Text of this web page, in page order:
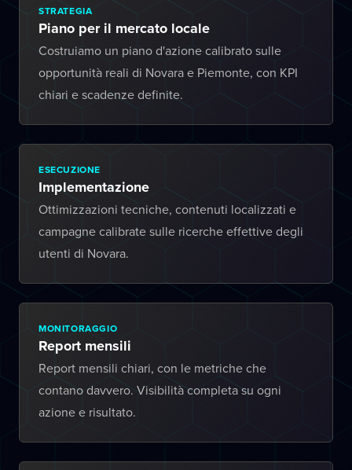
STRATEGIA
Piano per il mercato locale
Costruiamo un piano d'azione calibrato sulle
opportunità reali di Novara e Piemonte, con KPI
chiari e scadenze definite.
ESECUZIONE
Implementazione
Ottimizzazioni tecniche, contenuti localizzati e
campagne calibrate sulle ricerche effettive degli
utenti di Novara.
MONITORAGGIO
Report mensili
Report mensili chiari, con le metriche che
contano davvero. Visibilità completa su ogni
azione e risultato.